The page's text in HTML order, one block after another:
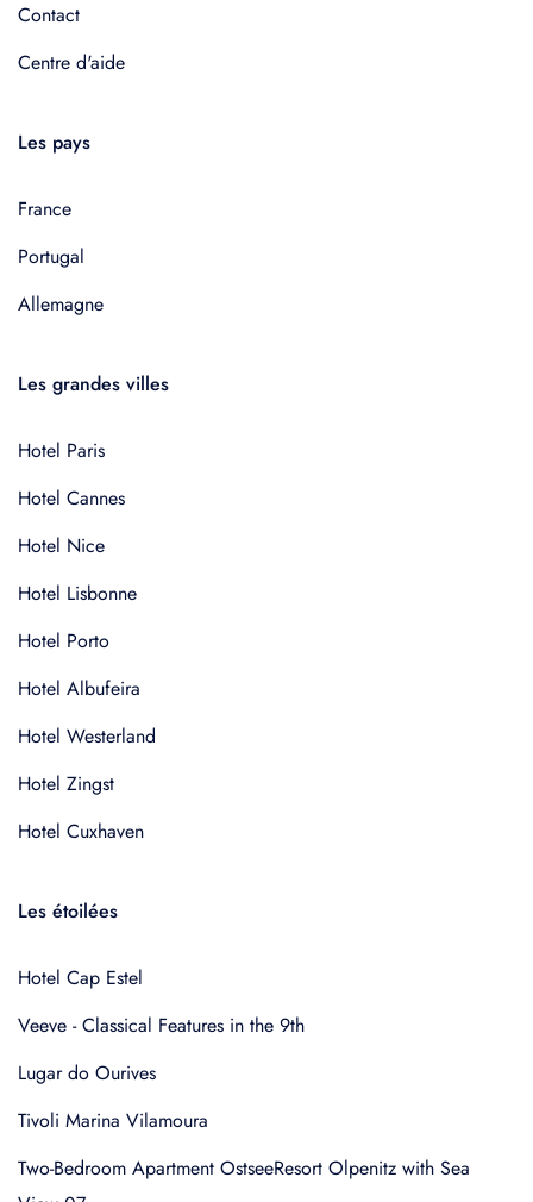
Contact
Centre d'aide
Les pays
France
Portugal
Allemagne
Les grandes villes
Hotel Paris
Hotel Cannes
Hotel Nice
Hotel Lisbonne
Hotel Porto
Hotel Albufeira
Hotel Westerland
Hotel Zingst
Hotel Cuxhaven
Les étoilées
Hotel Cap Estel
Veeve - Classical Features in the 9th
Lugar do Ourives
Tivoli Marina Vilamoura
Two-Bedroom Apartment OstseeResort Olpenitz with Sea